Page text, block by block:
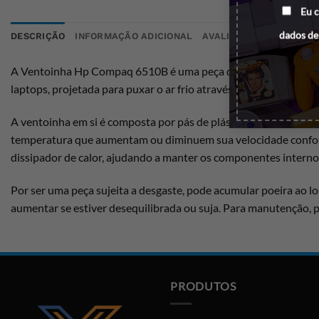
Eu
dados
DESCRIÇÃO INFORMAÇÃO ADICIONAL AVALIAÇÕES (0)
A Ventoinha Hp Compaq 6510B é uma peça de tamanho
laptops, projetada para puxar o ar frio através das aberturas
A ventoinha em si é composta por pás de plástico,
temperatura que aumentam ou diminuem sua velocidade
dissipador de calor, ajudando a manter os componentes
Por ser uma peça sujeita a desgaste, pode acumular poeira ao
aumentar se estiver desequilibrada ou suja. Para
PRODUTOS